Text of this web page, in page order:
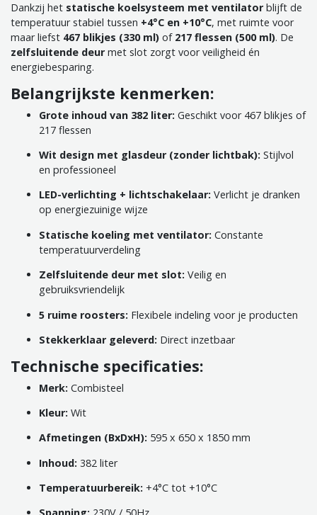
Dankzij het statische koelsysteem met ventilator blijft de
temperatuur stabiel tussen +4°C en +10°C, met ruimte voor
maar liefst 467 blikjes (330 ml) of 217 flessen (500 ml). De
zelfsluitende deur met slot zorgt voor veiligheid én
energiebesparing.
Belangrijkste kenmerken:
Grote inhoud van 382 liter: Geschikt voor 467 blikjes of
217 flessen
Wit design met glasdeur (zonder lichtbak): Stijlvol
en professioneel
LED-verlichting + lichtschakelaar: Verlicht je dranken
op energiezuinige wijze
Statische koeling met ventilator: Constante
temperatuurverdeling
Zelfsluitende deur met slot: Veilig en
gebruiksvriendelijk
5 ruime roosters: Flexibele indeling voor je producten
Stekkerklaar geleverd: Direct inzetbaar
Technische specificaties:
Merk: Combisteel
Kleur: Wit
Afmetingen (BxDxH): 595 x 650 x 1850 mm
Inhoud: 382 liter
Temperatuurbereik: +4°C tot +10°C